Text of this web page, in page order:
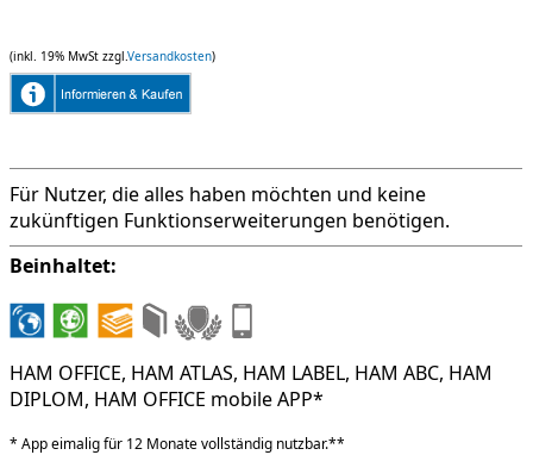
(inkl. 19% MwSt zzgl. Versandkosten)
Für Nutzer, die alles haben möchten und keine
zukünftigen Funktionserweiterungen benötigen.
Beinhaltet:
HAM OFFICE, HAM ATLAS, HAM LABEL, HAM ABC, HAM
DIPLOM, HAM OFFICE mobile APP*
* App eimalig für 12 Monate vollständig nutzbar.**